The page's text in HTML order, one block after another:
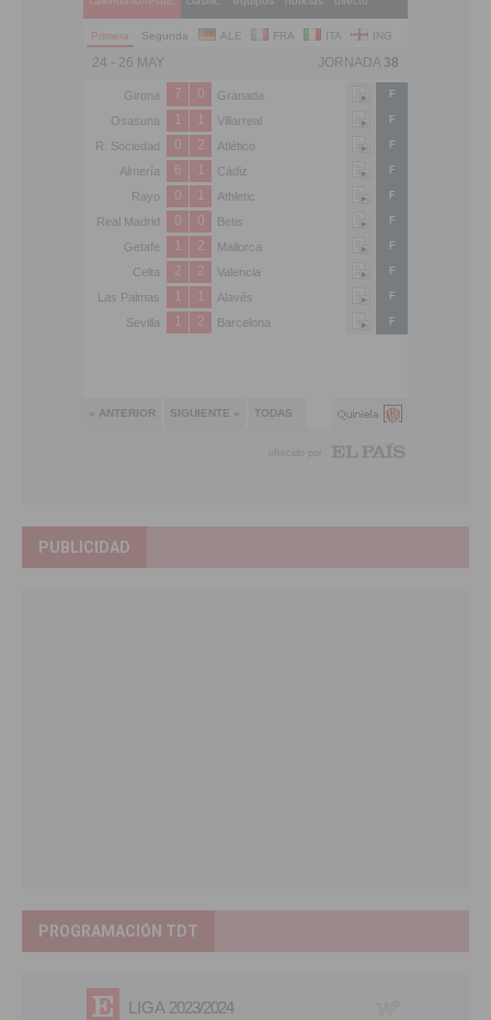
PUBLICIDAD
PROGRAMACIÓN TDT